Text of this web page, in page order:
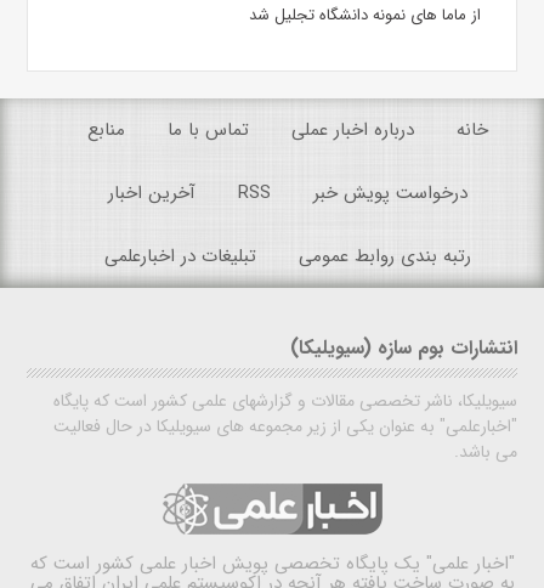
از ماما های نمونه دانشگاه تجلیل شد
خانه درباره اخبار عملی تماس با ما منابع
درخواست پویش خبر RSS آخرین اخبار
رتبه بندی روابط عمومی تبلیغات در اخبارعلمی
انتشارات بوم سازه (سیویلیکا)
سیویلیکا، ناشر تخصصی مقالات و گزارشهای علمی کشور است که پایگاه
"اخبارعلمی" به عنوان یکی از زیر مجموعه های سیویلیکا در حال فعالیت
می باشد.
"اخبار علمی" یک پایگاه تخصصی پویش اخبار علمی کشور است که